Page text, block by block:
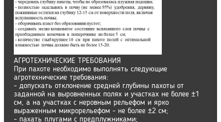
АГРОТЕХНИЧЕСКИЕ ТРЕБОВАНИЯ
При пахоте необходимо выполнять следующие
агротехнические требования:
- допускать отклонение средней глубины пахоты от
заданной на выровненных полях и участках не более ±1
см, а на участках с неровным рельефом и ярко
выраженным микрорельефом - не более ±2 см;
- пахать плугами с предплужниками;